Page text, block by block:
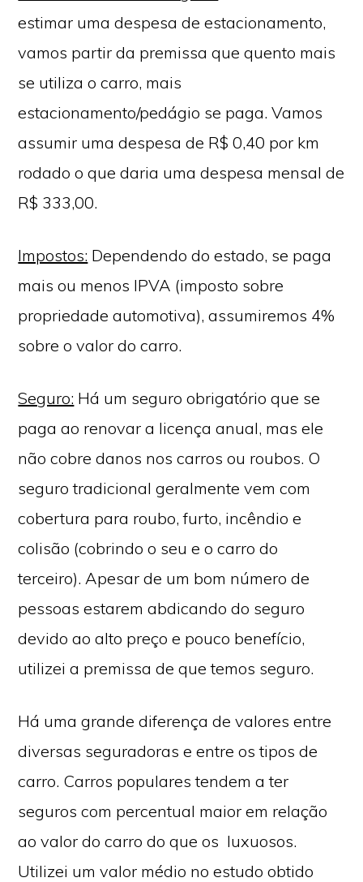
estimar uma despesa de estacionamento,
vamos partir da premissa que quento mais
se utiliza o carro, mais
estacionamento/pedágio se paga. Vamos
assumir uma despesa de R$ 0,40 por km
rodado o que daria uma despesa mensal de
R$ 333,00.
Impostos: Dependendo do estado, se paga
mais ou menos IPVA (imposto sobre
propriedade automotiva), assumiremos 4%
sobre o valor do carro.
Seguro: Há um seguro obrigatório que se
paga ao renovar a licença anual, mas ele
não cobre danos nos carros ou roubos. O
seguro tradicional geralmente vem com
cobertura para roubo, furto, incêndio e
colisão (cobrindo o seu e o carro do
terceiro). Apesar de um bom número de
pessoas estarem abdicando do seguro
devido ao alto preço e pouco benefício,
utilizei a premissa de que temos seguro.
Há uma grande diferença de valores entre
diversas seguradoras e entre os tipos de
carro. Carros populares tendem a ter
seguros com percentual maior em relação
ao valor do carro do que os luxuosos.
Utilizei um valor médio no estudo obtido